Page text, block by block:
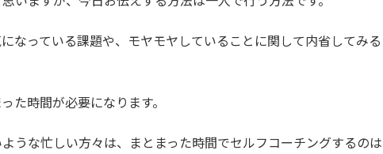
なっている課題や、モヤモヤしていることに関して内省してみる
た時間が必要になります。
うな忙しい方々は、まとまった時間でセルフコーチングするのは